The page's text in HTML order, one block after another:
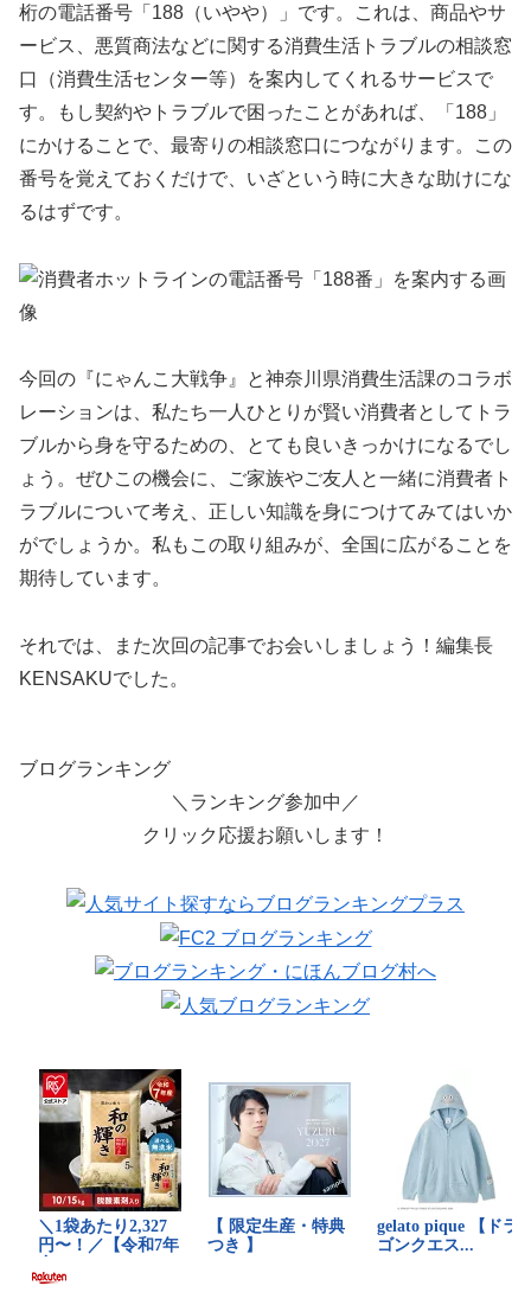
桁の電話番号「188（いやや）」です。これは、商品やサ
ービス、悪質商法などに関する消費生活トラブルの相談窓
口（消費生活センター等）を案内してくれるサービスで
す。もし契約やトラブルで困ったことがあれば、「188」
にかけることで、最寄りの相談窓口につながります。この
番号を覚えておくだけで、いざという時に大きな助けにな
るはずです。
今回の『にゃんこ大戦争』と神奈川県消費生活課のコラボ
レーションは、私たち一人ひとりが賢い消費者としてトラ
ブルから身を守るための、とても良いきっかけになるでし
ょう。ぜひこの機会に、ご家族やご友人と一緒に消費者ト
ラブルについて考え、正しい知識を身につけてみてはいか
がでしょうか。私もこの取り組みが、全国に広がることを
期待しています。
それでは、また次回の記事でお会いしましょう！編集長
KENSAKUでした。
ブログランキング
＼ランキング参加中／
クリック応援お願いします！